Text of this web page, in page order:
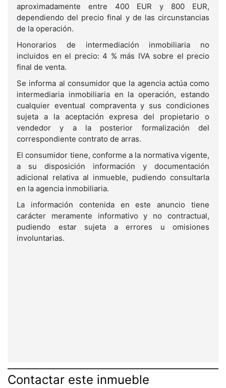
aproximadamente entre 400 EUR y 800 EUR,
dependiendo del precio final y de las circunstancias
de la operación.
Honorarios de intermediación inmobiliaria no
incluidos en el precio: 4 % más IVA sobre el precio
final de venta.
Se informa al consumidor que la agencia actúa como
intermediaria inmobiliaria en la operación, estando
cualquier eventual compraventa y sus condiciones
sujeta a la aceptación expresa del propietario o
vendedor y a la posterior formalización del
correspondiente contrato de arras.
El consumidor tiene, conforme a la normativa vigente,
a su disposición información y documentación
adicional relativa al inmueble, pudiendo consultarla
en la agencia inmobiliaria.
La información contenida en este anuncio tiene
carácter meramente informativo y no contractual,
pudiendo estar sujeta a errores u omisiones
involuntarias.
Contactar este inmueble